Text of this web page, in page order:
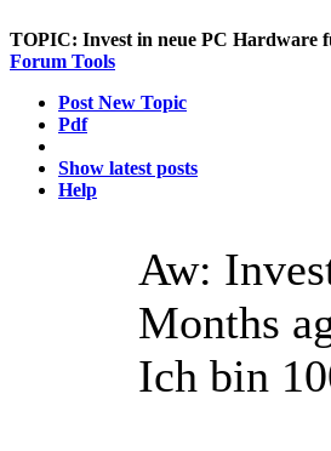
TOPIC: Invest in neue PC Hardware
Forum Tools
Post New Topic
Pdf
Show latest posts
Help
Aw:
Months
Ich bin